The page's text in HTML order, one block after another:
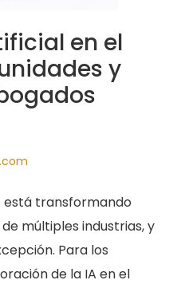
en el
y
está transformando
múltiples industrias, y
Para los
de la IA en el